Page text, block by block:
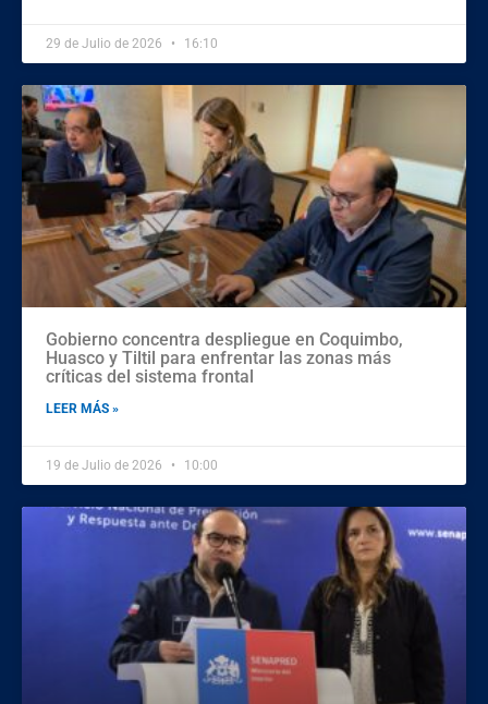
29 de Julio de 2026 16:10
Gobierno concentra despliegue en Coquimbo,
Huasco y Tiltil para enfrentar las zonas más
críticas del sistema frontal
LEER MÁS »
19 de Julio de 2026 10:00